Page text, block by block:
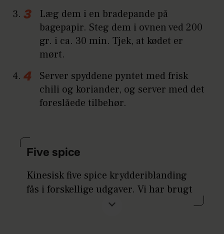
Læg dem i en bradepande på
bagepapir. Steg dem i ovnen ved 200
gr. i ca. 30 min. Tjek, at kødet er
mørt.
Server spyddene pyntet med frisk
chili og koriander, og server med det
foreslåede tilbehør.
Five spice
Kinesisk five spice krydderiblanding
fås i forskellige udgaver. Vi har brugt
Mill & Mortars udgave, som er